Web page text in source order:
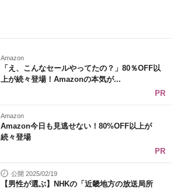
Amazon
「え、こんなセールやってたの？」80％OFF以
上が続々登場！Amazonの本気が...
PR
Amazon
Amazon今日も見逃せない！80%OFF以上が
続々登場
PR
公開 2025/02/19
【男性が選ぶ】NHKの「近畿地方の放送局所